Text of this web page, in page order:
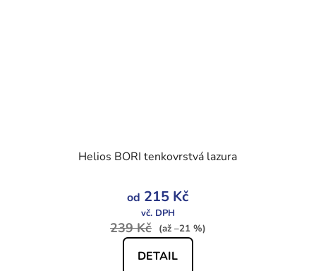
Helios BORI tenkovrstvá lazura
hodnocení
produktu
je
5,0
od 215 Kč
239 Kč (až –21 %)
DETAIL